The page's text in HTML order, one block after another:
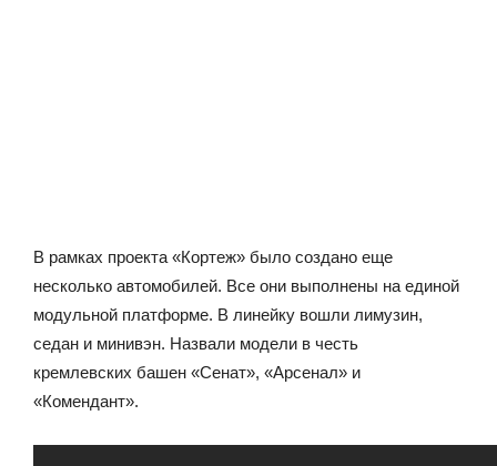
В рамках проекта «Кортеж» было создано еще
несколько автомобилей. Все они выполнены на единой
модульной платформе. В линейку вошли лимузин,
седан и минивэн. Назвали модели в честь
кремлевских башен «Сенат», «Арсенал» и
«Комендант».